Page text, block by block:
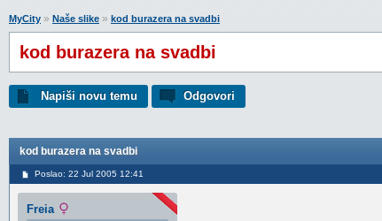
MyCity » Naše slike » kod burazera na svadbi
kod burazera na svadbi
Napiši novu temu Odgovori
kod burazera na svadbi
Poslao: 22 Jul 2005 12:41
Freia